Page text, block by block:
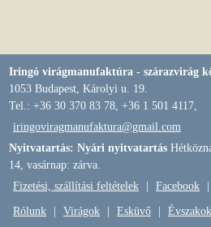
Iringó virágmanufaktúra - szárazvirág
1053 Budapest, Károlyi u. 19.
Tel.: +36 30 370 83 78, +36 1 501 4117,
iringoviragmanufaktura@gmail.com
Nyitvatartás: Nyári nyitvatartás
14, vasárnap: zárva.
Fizetési, szállítási feltételek
Facebook
Rólunk Virágok Esküvő Évszakok